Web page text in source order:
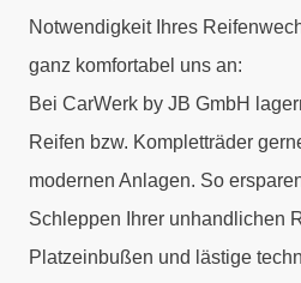
Notwendigkeit Ihres
ganz komfortabel uns an:
Bei CarWerk by JB GmbH
Reifen bzw. Kompletträder
modernen Anlagen. So
Schleppen Ihrer unhandlichen
Platzeinbußen und lästige